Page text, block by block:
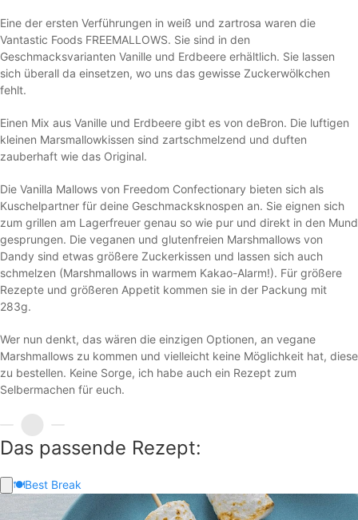
Eine der ersten Verführungen in weiß und zartrosa waren die
Vantastic Foods FREEMALLOWS. Sie sind in den
Geschmacksvarianten Vanille und Erdbeere erhältlich. Sie lassen
sich überall da einsetzen, wo uns das gewisse Zuckerwölkchen
fehlt.
Einen Mix aus Vanille und Erdbeere gibt es von deBron. Die luftigen
kleinen Marsmallowkissen sind zartschmelzend und duften
zauberhaft wie das Original.
Die Vanilla Mallows von Freedom Confectionary bieten sich als
Kuschelpartner für deine Geschmacksknospen an. Sie eignen sich
zum grillen am Lagerfreuer genau so wie pur und direkt in den Mund
gesprungen. Die veganen und glutenfreien Marshmallows von
Dandy sind etwas größere Zuckerkissen und lassen sich auch
schmelzen (Marshmallows in warmem Kakao-Alarm!). Für größere
Rezepte und größeren Appetit kommen sie in der Packung mit
283g.
Wer nun denkt, das wären die einzigen Optionen, an vegane
Marshmallows zu kommen und vielleicht keine Möglichkeit hat, diese
zu bestellen. Keine Sorge, ich habe auch ein Rezept zum
Selbermachen für euch.
Das passende Rezept:
🍽️Best Break